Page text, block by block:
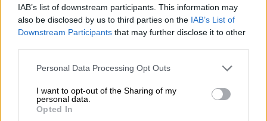
IAB’s list of downstream participants. This information may
also be disclosed by us to third parties on the IAB’s List of
Downstream Participants that may further disclose it to other
Please note that this website/app uses one or more Google
not limited to your visit or usage behaviour. You may click to
grant or deny consent to Google and its third-party tags to
use your data for below specified purposes in below Google
Personal Data Processing Opt Outs
I want to opt-out of the Sharing of my
personal data.
Opted In